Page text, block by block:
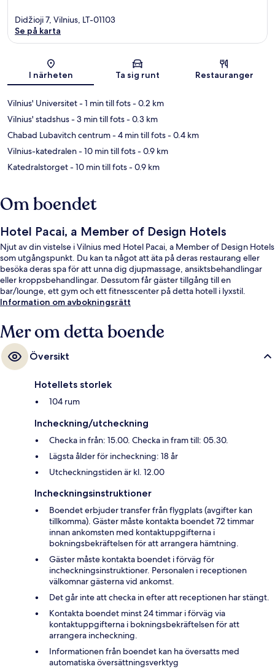
Karta
Didžioji 7, Vilnius, LT-01103
Se på karta
I närheten Ta sig runt Restauranger
Vilnius' Universitet- 1 min till fots- 0.2 km
Vilnius' stadshus- 3 min till fots- 0.3 km
Chabad Lubavitch centrum- 4 min till fots- 0.4 km
Vilnius-katedralen- 10 min till fots- 0.9 km
Katedralstorget- 10 min till fots- 0.9 km
Om boendet
Hotel Pacai, a Member of Design Hotels
Njut av din vistelse i Vilnius med Hotel Pacai, a Member of Design Hotels
som utgångspunkt. Du kan ta något att äta på deras restaurang eller
besöka deras spa för att unna dig djupmassage, ansiktsbehandlingar
eller kroppsbehandlingar. Dessutom får gäster tillgång till en
bar/lounge, ett gym och ett fitnesscenter på detta hotell i lyxstil.
Information om avbokningsrätt
Mer om detta boende
Översikt
Hotellets storlek
104 rum
Incheckning/utcheckning
Checka in från: 15.00. Checka in fram till: 05.30.
Lägsta ålder för incheckning: 18 år
Utcheckningstiden är kl. 12.00
Incheckningsinstruktioner
Boendet erbjuder transfer från flygplats (avgifter kan
tillkomma). Gäster måste kontakta boendet 72 timmar
innan ankomsten med kontaktuppgifterna i
bokningsbekräftelsen för att arrangera hämtning.
Gäster måste kontakta boendet i förväg för
incheckningsinstruktioner. Personalen i receptionen
välkomnar gästerna vid ankomst.
Det går inte att checka in efter att receptionen har stängt.
Kontakta boendet minst 24 timmar i förväg via
kontaktuppgifterna i bokningsbekräftelsen för att
arrangera incheckning.
Informationen från boendet kan ha översatts med
automatiska översättningsverktyg